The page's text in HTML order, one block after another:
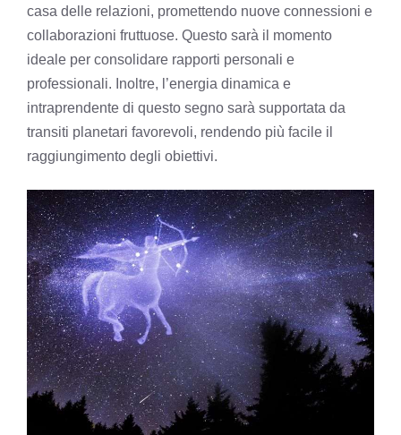
casa delle relazioni, promettendo nuove connessioni e
collaborazioni fruttuose. Questo sarà il momento
ideale per consolidare rapporti personali e
professionali. Inoltre, l’energia dinamica e
intraprendente di questo segno sarà supportata da
transiti planetari favorevoli, rendendo più facile il
raggiungimento degli obiettivi.